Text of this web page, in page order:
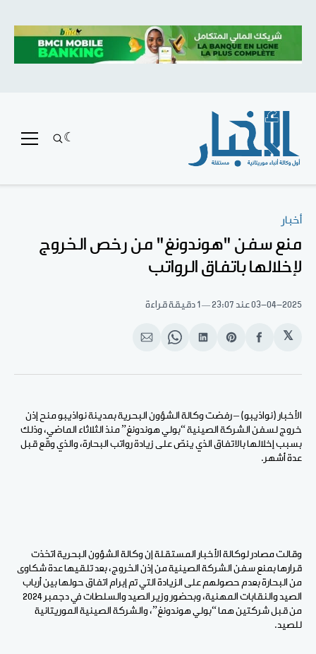
أخبار
منع سفن "هوندونغ" من رخص الخروج
لإخلالها باتفاق الرواتب
03-04-2025عند 23:07 1 دقيقة قراءة
𝕏
انشر
الفيسبوك
Share
Pinterest
انشر
لينكد
Share
WhatsApp
انشر
الإيميل
الأخبار (نواذيبو) – رفضت وكالة الشؤون البحرية بمدينة نواذيبو منح إذن
خروج لسفن الشركة الصينية “بولي هوندونغ” منذ الثلاثاء الماضي، وذلك
بسبب إخلالها بالاتفاق الذي ينصّ على زيادة رواتب البحارة، والذي وقّع قبل
عدة أشهر.
وقالت مصادر لوكالة الأخبار المستقلة إن وكالة الشؤون البحرية اتخذت
قرارها بمنع سفن الشركة الصينية من إذن الخروج، بعد تلقيها عدة شكاوى
من البحارة بعدم حصولهم على الزيادة التي تم إبرام اتفاق حولها بين أرباب
الصيد والنقابات المهنية، وبحضور وزير الصيد والسلطات في دجمبر 2024
من قبل شركتين هما “بولي هوندونغ”، والشركة الصينية الموريتانية
للصيد.